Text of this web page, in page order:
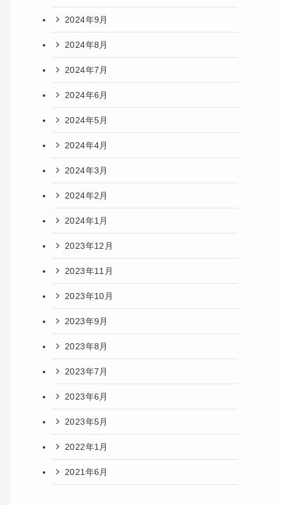
2024年9月
2024年8月
2024年7月
2024年6月
2024年5月
2024年4月
2024年3月
2024年2月
2024年1月
2023年12月
2023年11月
2023年10月
2023年9月
2023年8月
2023年7月
2023年6月
2023年5月
2022年1月
2021年6月